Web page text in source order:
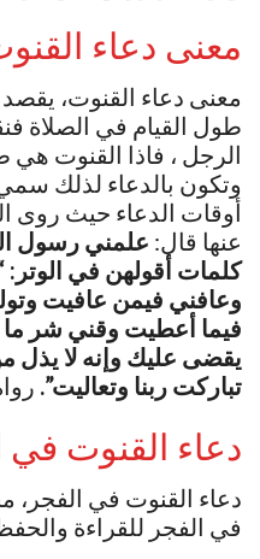
معنى دعاء
معنى دعاء القنوت،
طول القيام في الصلاة
الرجل ، فاذا القنوت هي
وتكون بالدعاء لذلك
أوقات الدعاء حيث
عنها قال: علمني رسول
كلمات أقولهن في
وعافني فيمن عافيت
فيما أعطيت وقني شر
يقضى عليك وإنه لا يذل
تباركت ربنا وتعاليت”.
دعاء القنوت في
دعاء القنوت في الفجر،
في الفجر للقراءة